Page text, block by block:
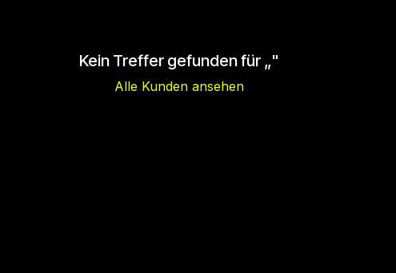
Kein Treffer gefunden für „"
Alle Kunden ansehen